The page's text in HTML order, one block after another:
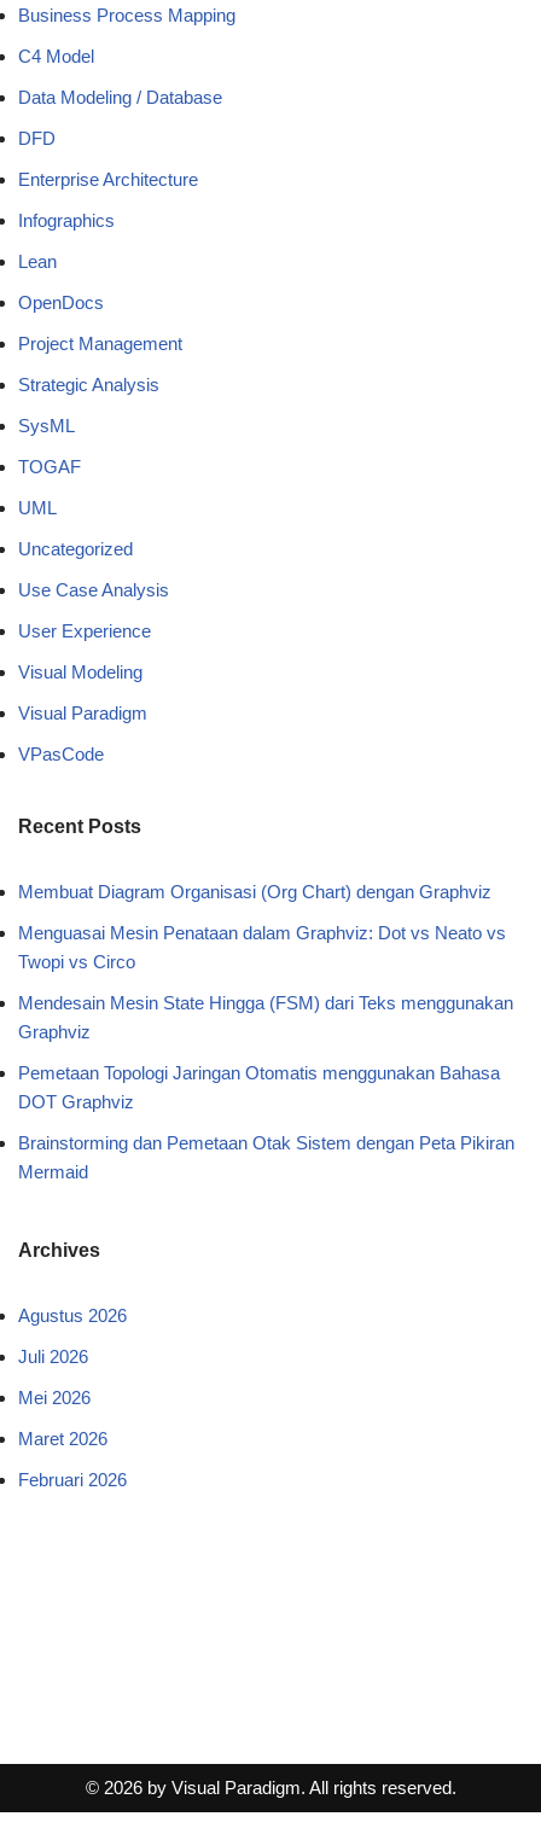
Business Process Mapping
C4 Model
Data Modeling / Database
DFD
Enterprise Architecture
Infographics
Lean
OpenDocs
Project Management
Strategic Analysis
SysML
TOGAF
UML
Uncategorized
Use Case Analysis
User Experience
Visual Modeling
Visual Paradigm
VPasCode
Recent Posts
Membuat Diagram Organisasi (Org Chart) dengan Graphviz
Menguasai Mesin Penataan dalam Graphviz: Dot vs Neato vs
Twopi vs Circo
Mendesain Mesin State Hingga (FSM) dari Teks menggunakan
Graphviz
Pemetaan Topologi Jaringan Otomatis menggunakan Bahasa
DOT Graphviz
Brainstorming dan Pemetaan Otak Sistem dengan Peta Pikiran
Mermaid
Archives
Agustus 2026
Juli 2026
Mei 2026
Maret 2026
Februari 2026
© 2026 by Visual Paradigm. All rights reserved.